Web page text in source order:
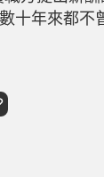
十年來都不
務員加薪
的觀感存